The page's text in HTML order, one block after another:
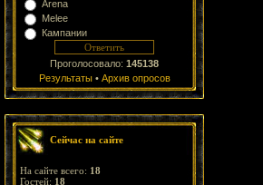
Arena
Melee
Кампании
Проголосовало: 145138
Результаты• Архив опросов
Сейчас на сайте
На сайте всего: 18
Гостей: 18